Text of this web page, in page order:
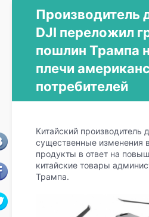
Производитель
DJI переложил
пошлин Трампа
плечи
потребителей
Китайский производитель
существенные изменения
продукты в ответ на
китайские товары
Трампа.